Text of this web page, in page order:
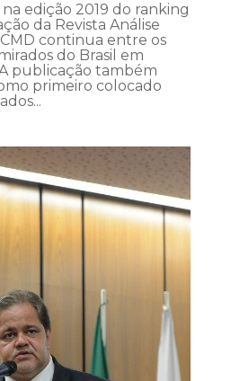
edição 2019 do ranking
da Revista Análise
continua entre os
do Brasil em
publicação também
primeiro colocado